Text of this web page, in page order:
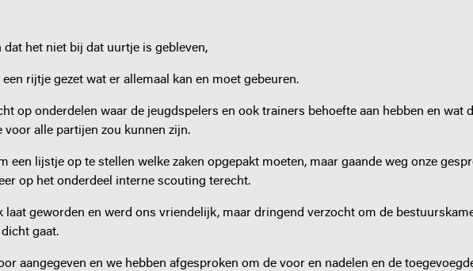
dat het niet bij dat uurtje is gebleven,
rijtje gezet wat er allemaal kan en moet gebeuren.
op onderdelen waar de jeugdspelers en ook trainers behoefte aan hebben en wat
voor alle partijen zou kunnen zijn.
een lijstje op te stellen welke zaken opgepakt moeten, maar gaande weg onze
op het onderdeel interne scouting terecht.
laat geworden en werd ons vriendelijk, maar dringend verzocht om de
gaat.
aangegeven en we hebben afgesproken om de voor en nadelen en de